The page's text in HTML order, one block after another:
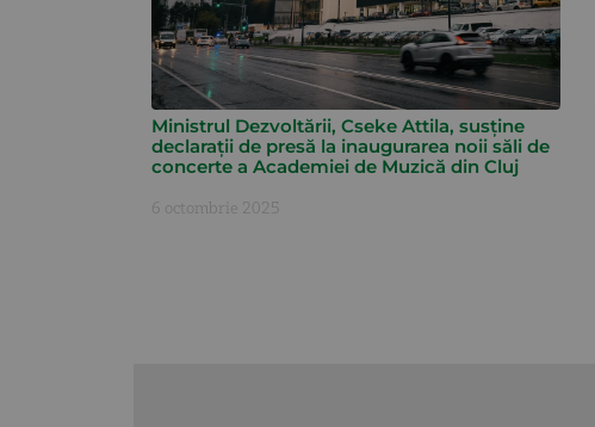
Ministrul Dezvoltării, Cseke Attila, susține
declarații de presă la inaugurarea noii săli de
concerte a Academiei de Muzică din Cluj
6 octombrie 2025